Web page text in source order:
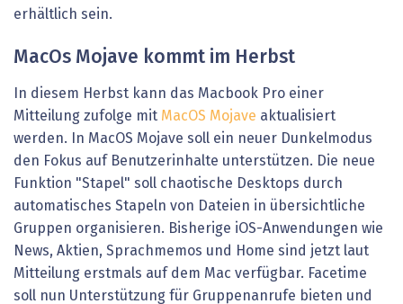
erhältlich sein.
MacOs Mojave kommt im Herbst
In diesem Herbst kann das Macbook Pro einer
Mitteilung zufolge mit MacOS Mojave aktualisiert
werden. In MacOS Mojave soll ein neuer Dunkelmodus
den Fokus auf Benutzerinhalte unterstützen. Die neue
Funktion "Stapel" soll chaotische Desktops durch
automatisches Stapeln von Dateien in übersichtliche
Gruppen organisieren. Bisherige iOS-Anwendungen wie
News, Aktien, Sprachmemos und Home sind jetzt laut
Mitteilung erstmals auf dem Mac verfügbar. Facetime
soll nun Unterstützung für Gruppenanrufe bieten und